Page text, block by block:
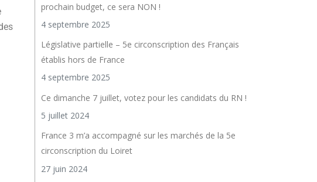
prochain budget, ce sera NON !
4 septembre 2025
Législative partielle – 5e circonscription des Français
établis hors de France
4 septembre 2025
Ce dimanche 7 juillet, votez pour les candidats du RN !
5 juillet 2024
France 3 m’a accompagné sur les marchés de la 5e
circonscription du Loiret
27 juin 2024